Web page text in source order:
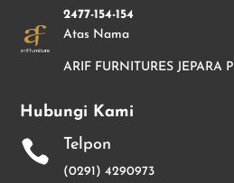
2477-154-154
Atas Nama
ARIF FURNITURES JEPARA P
Hubungi Kami
 Telpon
(0291) 4290973